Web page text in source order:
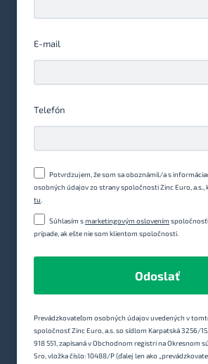
E-mail
Telefón
Potvrdzujem, že som sa oboznámil/a s
osobných údajov zo strany spoločnosti Zinc Euro, a.s.,
tu
Súhlasím smarketingovým oslovením
prípade, ak ešte nie som klientom spoločnosti.
Odoslať
Prevádzkovateľom osobných údajov uvedených v
spoločnosť Zinc Euro, a.s. so sídlom Karpatská 3256/
918 551, zapísaná v Obchodnom registri na Okresnom
Sro, vložka číslo: 10488/P (ďalej len ako